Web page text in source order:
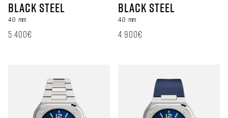
Black Steel
40 mm
定価
5 400€
Black Steel
40 mm
定価
4 900€